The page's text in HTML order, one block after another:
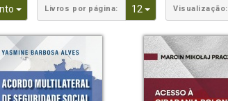
Toggle Dropdown
Livros por página: 12 Toggle Dropdown
Visualização: